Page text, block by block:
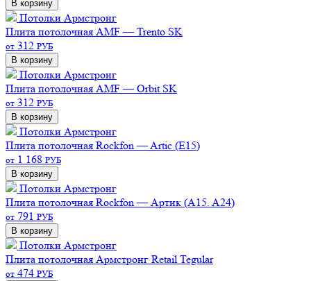
В корзину
Потолки Армстронг
Плита потолочная AMF — Trento SK
от 312 РУБ
В корзину
Потолки Армстронг
Плита потолочная AMF — Orbit SK
от 312 РУБ
В корзину
Потолки Армстронг
Плита потолочная Rockfon — Artic (E15)
от 1 168 РУБ
В корзину
Потолки Армстронг
Плита потолочная Rockfon — Артик (A15. A24)
от 791 РУБ
В корзину
Потолки Армстронг
Плита потолочная Армстронг Retail Tegular
от 474 РУБ